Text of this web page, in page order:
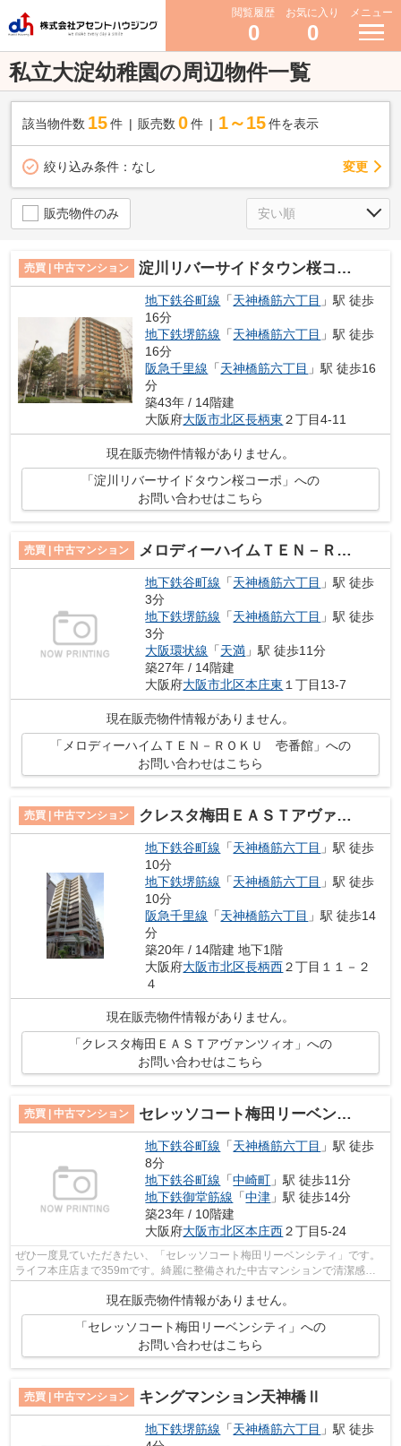
閲覧履歴
0
お気に入り
0
メニュー
私立大淀幼稚園の周辺物件一覧
該当物件数 15件 販売数 0 件 1～15 件を表示
絞り込み条件： なし 変更
販売物件のみ
売買 | 中古マンション 淀川リバーサイドタウン桜コーポ
地下鉄谷町線 「天神橋筋六丁目 」駅 徒歩
16分
地下鉄堺筋線 「天神橋筋六丁目 」駅 徒歩
16分
阪急千里線 「天神橋筋六丁目 」駅 徒歩16
分
築43年 / 14階建
大阪府大阪市北区長柄東 ２丁目4-11
現在販売物件情報がありません。
「淀川リバーサイドタウン桜コーポ」への
お問い合わせはこちら
売買 | 中古マンション メロディーハイムＴＥＮ－ＲＯＫＵ 壱番館
地下鉄谷町線 「天神橋筋六丁目 」駅 徒歩
3分
地下鉄堺筋線 「天神橋筋六丁目 」駅 徒歩
3分
大阪環状線 「天満 」駅 徒歩11分
築27年 / 14階建
大阪府大阪市北区本庄東 １丁目13-7
現在販売物件情報がありません。
「メロディーハイムＴＥＮ－ＲＯＫＵ 壱番館」への
お問い合わせはこちら
売買 | 中古マンション クレスタ梅田ＥＡＳＴアヴァンツィオ
地下鉄谷町線 「天神橋筋六丁目 」駅 徒歩
10分
地下鉄堺筋線 「天神橋筋六丁目 」駅 徒歩
10分
阪急千里線 「天神橋筋六丁目 」駅 徒歩14
分
築20年 / 14階建 地下1階
大阪府大阪市北区長柄西２丁目１１－２
４
現在販売物件情報がありません。
「クレスタ梅田ＥＡＳＴアヴァンツィオ」への
お問い合わせはこちら
売買 | 中古マンション セレッソコート梅田リーベンシティ
地下鉄谷町線 「天神橋筋六丁目 」駅 徒歩
8分
地下鉄谷町線 「中崎町 」駅 徒歩11分
地下鉄御堂筋線 「中津 」駅 徒歩14分
築23年 / 10階建
大阪府大阪市北区本庄西２丁目5-24
ぜひ一度見ていただきたい、「セレッソコート梅田リーベンシティ」です。
ライフ本庄店まで359mです。綺麗に整備された中古マンションで清潔感を
現在販売物件情報がありません。
「セレッソコート梅田リーベンシティ」への
お問い合わせはこちら
売買 | 中古マンション キングマンション天神橋Ⅱ
地下鉄堺筋線 「天神橋筋六丁目 」駅 徒歩